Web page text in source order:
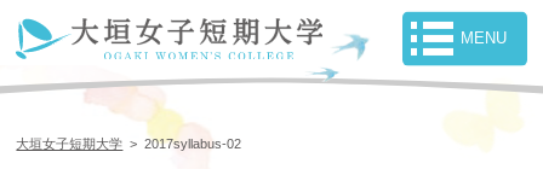
大垣女子短期大学 >2017syllabus-02